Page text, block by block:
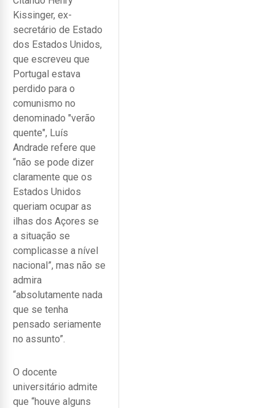
Kissinger, ex-
secretário de Estado
dos Estados Unidos,
que escreveu que
Portugal estava
perdido para o
comunismo no
denominado "verão
quente", Luís
Andrade refere que
“não se pode dizer
claramente que os
Estados Unidos
queriam ocupar as
ilhas dos Açores se
a situação se
complicasse a nível
nacional”, mas não se
admira
“absolutamente nada
que se tenha
pensado seriamente
no assunto”.
O docente
universitário admite
que “houve alguns